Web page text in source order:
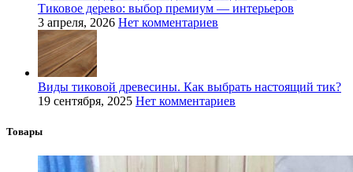
Тиковое дерево: выбор премиум — интерьеров
3 апреля, 2026 Нет комментариев
Виды тиковой древесины. Как выбрать настоящий тик?
19 сентября, 2025 Нет комментариев
Товары